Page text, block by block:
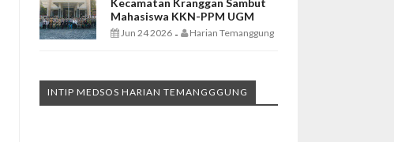
Mahasiswa KKN-PPM UGM
Jun 24 2026 - Harian Temanggung
INTIP MEDSOS HARIAN TEMANGGGUNG